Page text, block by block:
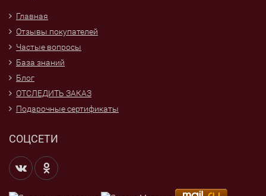
Главная
Отзывы покупателей
Частые вопросы
База знаний
Блог
ОТСЛЕДИТЬ ЗАКАЗ
Подарочные сертификаты
СОЦСЕТИ